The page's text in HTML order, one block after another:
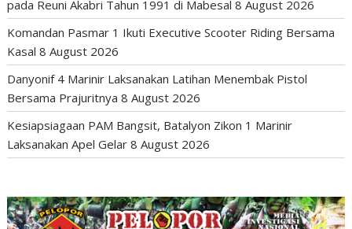
pada Reuni Akabri Tahun 1991 di Mabesal 8 August 2026
Komandan Pasmar 1 Ikuti Executive Scooter Riding Bersama
Kasal 8 August 2026
Danyonif 4 Marinir Laksanakan Latihan Menembak Pistol
Bersama Prajuritnya 8 August 2026
Kesiapsiagaan PAM Bangsit, Batalyon Zikon 1 Marinir
Laksanakan Apel Gelar 8 August 2026